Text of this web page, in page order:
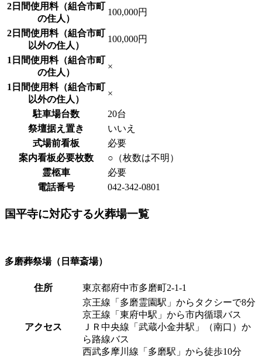
2日間使用料（組合市町
の住人）
100,000円
2日間使用料（組合市町
以外の住人）
100,000円
1日間使用料（組合市町
の住人）
×
1日間使用料（組合市町
以外の住人）
×
駐車場台数
20台
祭壇据え置き
いいえ
式場前看板
必要
案内看板必要枚数
○（枚数は不明）
霊柩車
必要
電話番号
042-342-0801
国平寺に対応する火葬場一覧
多磨葬祭場（日華斎場）
住所 東京都府中市多磨町2-1-1
アクセス
京王線「多磨霊園駅」からタクシーで8分
京王線「東府中駅」から市内循環バス
ＪＲ中央線「武蔵小金井駅」（南口）か
ら路線バス
西武多摩川線「多磨駅」から徒歩10分